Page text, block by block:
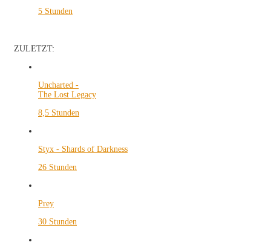
5 Stunden
ZULETZT:
Uncharted -
The Lost Legacy
8,5 Stunden
Styx - Shards of Darkness
26 Stunden
Prey
30 Stunden